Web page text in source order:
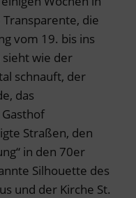
die
vom 19. bis ins
sieht wie der
schnauft, der
das
Straßen, den
in den 70er
Silhouette des
und der Kirche St.